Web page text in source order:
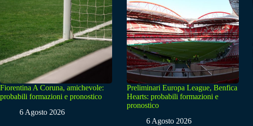
Fiorentina A Coruna, amichevole:
probabili formazioni e pronostico
6 Agosto 2026
Preliminari Europa League, Benfica
Hearts: probabili formazioni e
pronostico
6 Agosto 2026